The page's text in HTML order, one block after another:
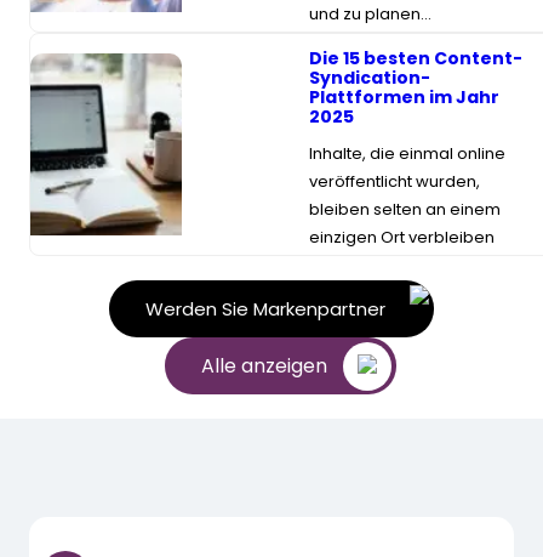
und zu planen…
Die 15 besten Content-
Syndication-
Plattformen im Jahr
2025
Inhalte, die einmal online
veröffentlicht wurden,
bleiben selten an einem
einzigen Ort verbleiben
Werden Sie Markenpartner
Alle anzeigen